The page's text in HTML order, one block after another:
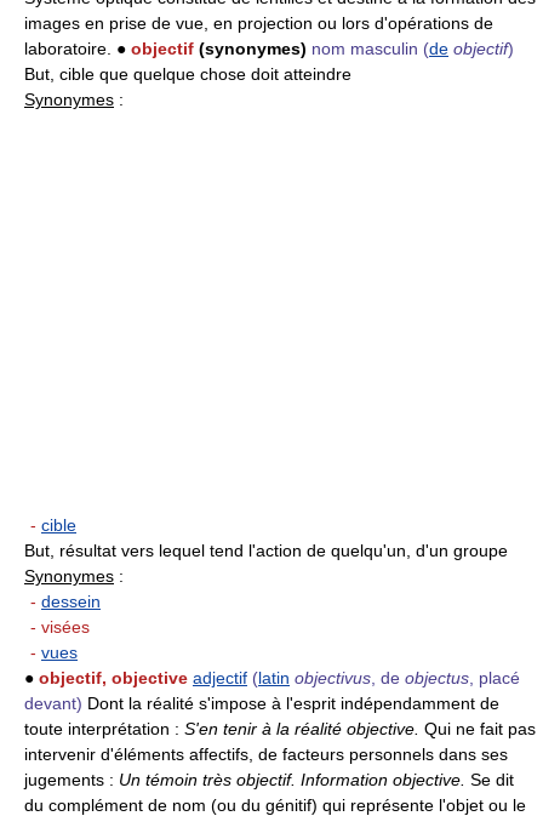
images en prise de vue, en projection ou lors d'opérations de
laboratoire. ● objectif (synonymes) nom masculin (de objectif)
But, cible que quelque chose doit atteindre
Synonymes :
- cible
But, résultat vers lequel tend l'action de quelqu'un, d'un groupe
Synonymes :
- dessein
- visées
- vues
● objectif, objective adjectif (latin objectivus , de objectus , placé
devant) Dont la réalité s'impose à l'esprit indépendamment de
toute interprétation : S'en tenir à la réalité objective. Qui ne fait pas
intervenir d'éléments affectifs, de facteurs personnels dans ses
jugements : Un témoin très objectif. Information objective. Se dit
du complément de nom (ou du génitif) qui représente l'objet ou le